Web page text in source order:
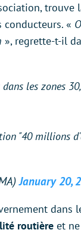
«
», regrette-t-il
les zones
"40 millions
January 20,
dans
routière et